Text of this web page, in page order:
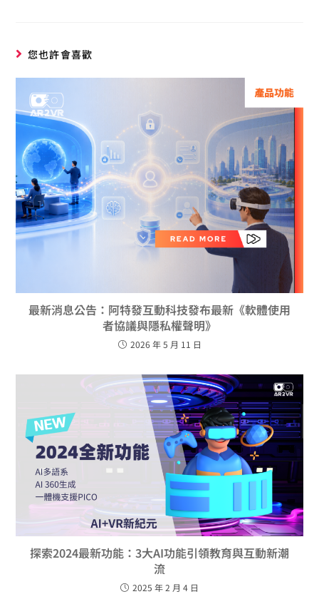
您也許會喜歡
最新消息公告：阿特發互動科技發布最新《軟體使用
者協議與隱私權聲明》
2026 年 5 月 11 日
探索2024最新功能：3大AI功能引領教育與互動新潮
流
2025 年 2 月 4 日